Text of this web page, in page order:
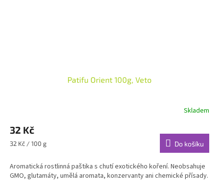
Patifu Orient 100g, Veto
Skladem
32 Kč
Měrná
32 Kč / 100 g Do košíku
Aromatická rostlinná paštika s chutí exotického koření. Neobsahuje
GMO, glutamáty, umělá aromata, konzervanty ani chemické přísady.